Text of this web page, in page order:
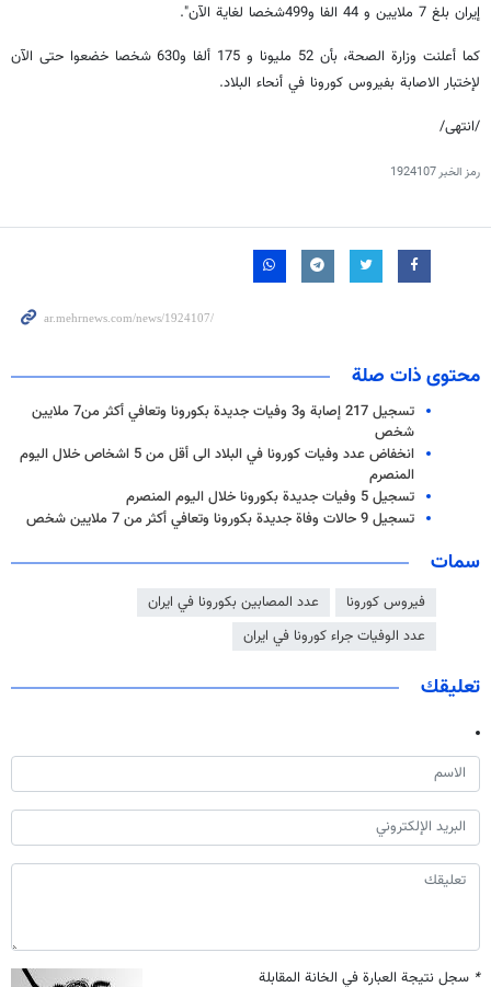
إيران بلغ 7 ملايين و 44 الفا و499شخصا لغاية الآن".
كما أعلنت وزارة الصحة، بأن 52 مليونا و 175 ألفا و630 شخصا خضعوا حتى الآن
لإختبار الاصابة بفيروس كورونا في أنحاء البلاد.
/انتهى/
رمز الخبر1924107
محتوى ذات صلة
تسجيل 217 إصابة و3 وفيات جديدة بكورونا وتعافي أكثر من7 ملايين
شخص
انخفاض عدد وفيات كورونا في البلاد الى أقل من 5 اشخاص خلال اليوم
المنصرم
تسجيل 5 وفيات جديدة بكورونا خلال اليوم المنصرم
تسجیل 9 حالات وفاة جديدة بكورونا وتعافي أكثر من 7 ملايين شخص
سمات
فيروس كورونا
عدد المصابين بكورونا في ايران
عدد الوفيات جراء كورونا في ايران
تعليقك
* سجل نتيجة العبارة في الخانة المقابلة